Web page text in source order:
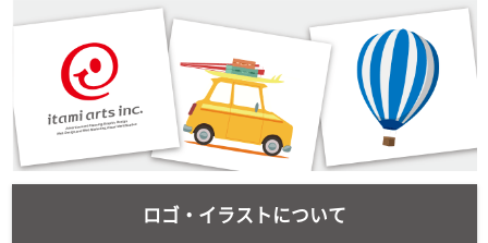
ロゴ・イラストについて